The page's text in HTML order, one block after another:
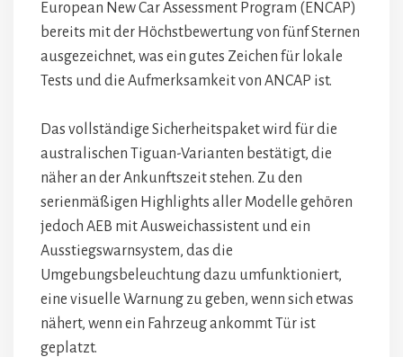
European New Car Assessment Program (ENCAP)
bereits mit der Höchstbewertung von fünf Sternen
ausgezeichnet, was ein gutes Zeichen für lokale
Tests und die Aufmerksamkeit von ANCAP ist.
Das vollständige Sicherheitspaket wird für die
australischen Tiguan-Varianten bestätigt, die
näher an der Ankunftszeit stehen. Zu den
serienmäßigen Highlights aller Modelle gehören
jedoch AEB mit Ausweichassistent und ein
Ausstiegswarnsystem, das die
Umgebungsbeleuchtung dazu umfunktioniert,
eine visuelle Warnung zu geben, wenn sich etwas
nähert, wenn ein Fahrzeug ankommt Tür ist
geplatzt.